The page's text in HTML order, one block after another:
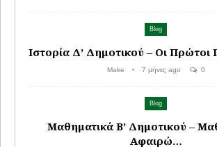
Blog
Ιστορία Δ’ Δημοτικού – Οι Πρώτοι
Make 7 μήνες ago 0
Blog
Μαθηματικά Β’ Δημοτικού –
Αφαιρώ…